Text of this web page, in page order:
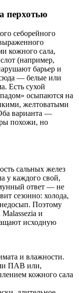
перхотью
себорейного
кожного сала,
(например,
барьер и
— белые или
Есть сухой
осыпаются на
желтоватыми
варианта —
похожи, но
сальных желез
у каждого свой,
ответ — не
сезонно: холода,
Поэтому
и
исходную
и влажности.
ПАВ или,
кожного сала